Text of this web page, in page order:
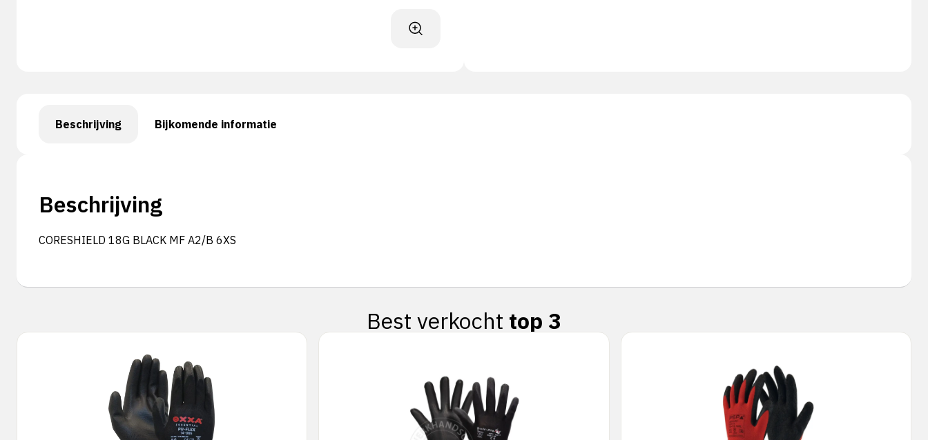
Beschrijving Bijkomende informatie
Beschrijving
CORESHIELD 18G BLACK MF A2/B 6XS
Best verkocht top 3